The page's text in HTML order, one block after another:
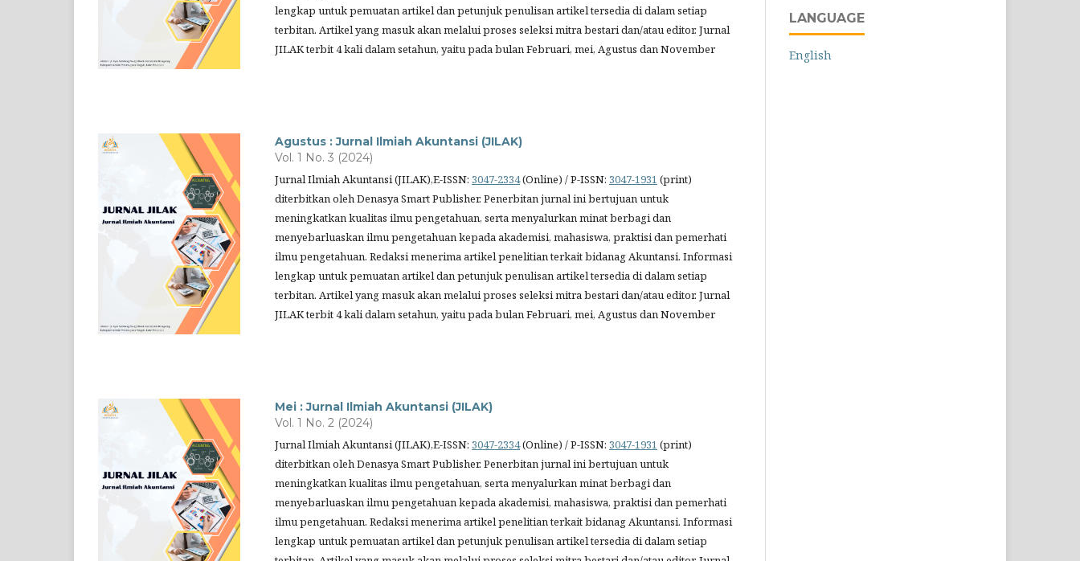
lengkap untuk pemuatan artikel dan petunjuk penulisan artikel tersedia di dalam setiap
terbitan. Artikel yang masuk akan melalui proses seleksi mitra bestari dan/atau editor. Jurnal
JILAK terbit 4 kali dalam setahun, yaitu pada bulan Februari, mei, Agustus dan November
Agustus : Jurnal Ilmiah Akuntansi (JILAK)
Vol. 1 No. 3 (2024)
Jurnal Ilmiah Akuntansi (JILAK),E-ISSN:3047-2334(Online) / P-ISSN:3047-1931 (print)
diterbitkan oleh Denasya Smart Publisher. Penerbitan jurnal ini bertujuan untuk
meningkatkan kualitas ilmu pengetahuan, serta menyalurkan minat berbagi dan
menyebarluaskan ilmu pengetahuan kepada akademisi, mahasiswa, praktisi dan pemerhati
ilmu pengetahuan. Redaksi menerima artikel penelitian terkait bidanag Akuntansi. Informasi
lengkap untuk pemuatan artikel dan petunjuk penulisan artikel tersedia di dalam setiap
terbitan. Artikel yang masuk akan melalui proses seleksi mitra bestari dan/atau editor. Jurnal
JILAK terbit 4 kali dalam setahun, yaitu pada bulan Februari, mei, Agustus dan November
Mei : Jurnal Ilmiah Akuntansi (JILAK)
Vol. 1 No. 2 (2024)
Jurnal Ilmiah Akuntansi (JILAK),E-ISSN:3047-2334(Online) / P-ISSN:3047-1931 (print)
diterbitkan oleh Denasya Smart Publisher. Penerbitan jurnal ini bertujuan untuk
meningkatkan kualitas ilmu pengetahuan, serta menyalurkan minat berbagi dan
menyebarluaskan ilmu pengetahuan kepada akademisi, mahasiswa, praktisi dan pemerhati
ilmu pengetahuan. Redaksi menerima artikel penelitian terkait bidanag Akuntansi. Informasi
lengkap untuk pemuatan artikel dan petunjuk penulisan artikel tersedia di dalam setiap
LANGUAGE
English